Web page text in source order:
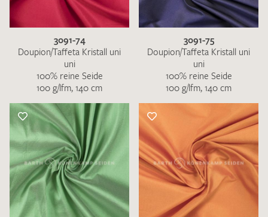
3091-74
Doupion/Taffeta Kristall uni
uni
100% reine Seide
100 g/lfm, 140 cm
3091-75
Doupion/Taffeta Kristall uni
uni
100% reine Seide
100 g/lfm, 140 cm